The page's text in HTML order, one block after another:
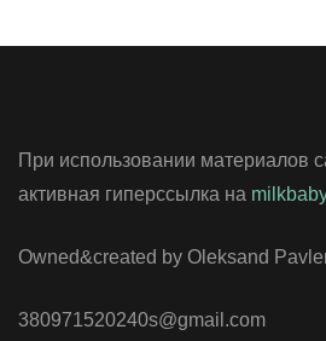
При использовании материалов
активная гиперссылка на
Owned&created by Oleksand
380971520240s@gmail.com